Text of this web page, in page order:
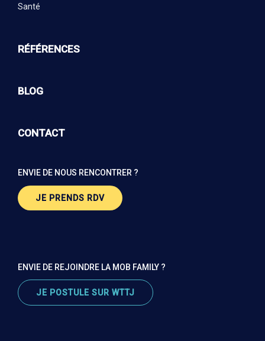
Santé
RÉFÉRENCES
BLOG
CONTACT
ENVIE DE NOUS RENCONTRER ?
JE PRENDS RDV
ENVIE DE REJOINDRE LA MOB FAMILY ?
JE POSTULE SUR WTTJ